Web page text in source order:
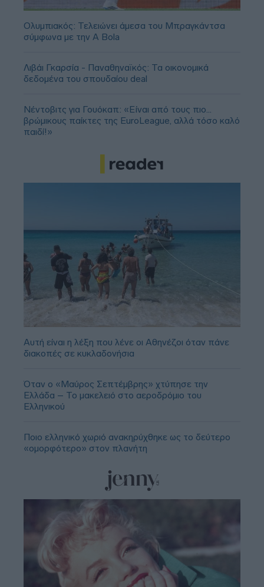
Ολυμπιακός: Τελειώνει άμεσα του Μπραγκάντσα
σύμφωνα με την A Bola
Λιβάι Γκαρσία - Παναθηναϊκός: Τα οικονομικά
δεδομένα του σπουδαίου deal
Νέντοβιτς για Γουόκαπ: «Είναι από τους πιο...
βρώμικους παίκτες της EuroLeague, αλλά τόσο καλό
παιδί!»
Αυτή είναι η λέξη που λένε οι Αθηνέζοι όταν πάνε
διακοπές σε κυκλαδονήσια
Όταν ο «Μαύρος Σεπτέμβρης» χτύπησε την
Ελλάδα – Το μακελειό στο αεροδρόμιο του
Ελληνικού
Ποιο ελληνικό χωριό ανακηρύχθηκε ως το δεύτερο
«ομορφότερο» στον πλανήτη